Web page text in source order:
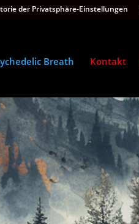
der Privatsphäre-Einstellungen
Breath Kontakt